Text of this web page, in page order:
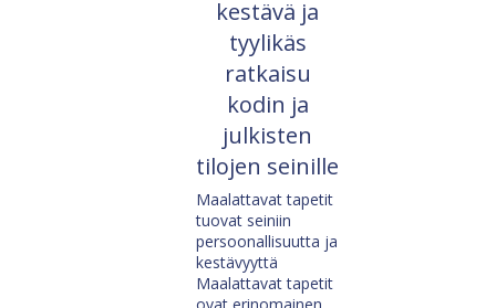
kestävä ja
tyylikäs
ratkaisu
kodin ja
julkisten
tilojen seinille
Maalattavat tapetit
tuovat seiniin
persoonallisuutta ja
kestävyyttä
Maalattavat tapetit